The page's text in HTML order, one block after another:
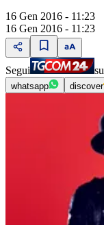
16 Gen 2016 - 11:23
16 Gen 2016 - 11:23
Segui su
whatsapp discover